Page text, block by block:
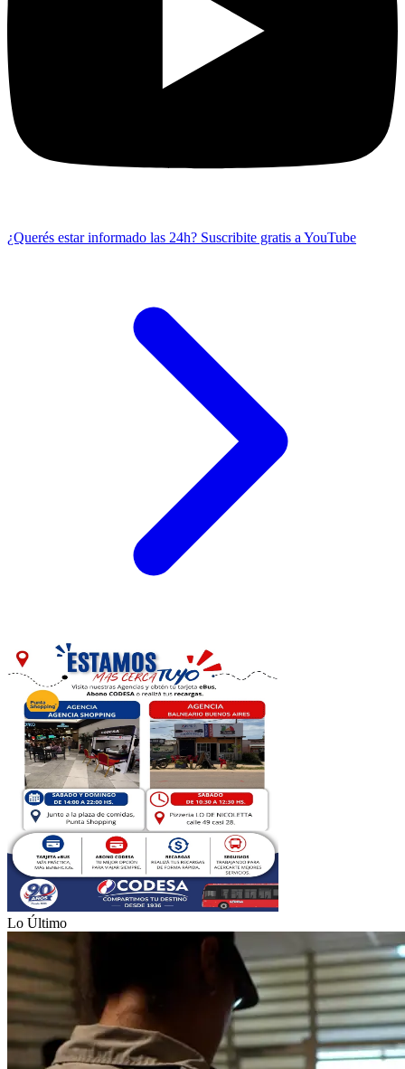
¿Querés estar informado las 24h? Suscribite gratis a YouTube
Lo Último